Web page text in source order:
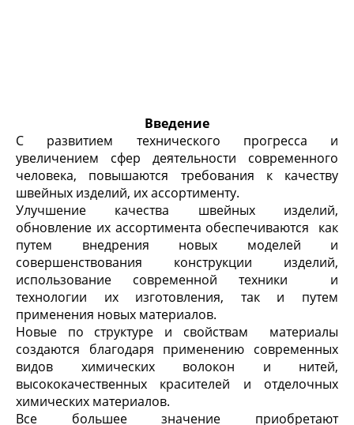
Введение
С развитием технического прогресса и
увеличением сфер деятельности современного
человека, повышаются требования к качеству
швейных изделий, их ассортименту.
Улучшение качества швейных изделий,
обновление их ассортимента обеспечиваются как
путем внедрения новых моделей и
совершенствования конструкции изделий,
использование современной техники и
технологии их изготовления, так и путем
применения новых материалов.
Новые по структуре и свойствам материалы
создаются благодаря применению современных
видов химических волокон и нитей,
высококачественных красителей и отделочных
химических материалов.
Все большее значение приобретают